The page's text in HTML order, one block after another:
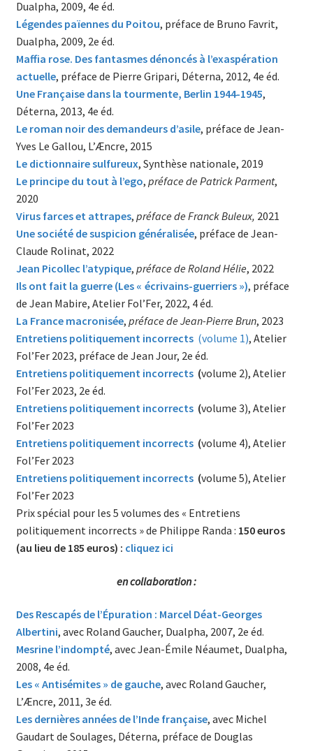
Dualpha, 2009, 4e éd.
Légendes païennes du Poitou, préface de Bruno Favrit,
Dualpha, 2009, 2e éd.
Maffia rose. Des fantasmes dénoncés à l’exaspération
actuelle, préface de Pierre Gripari, Déterna, 2012, 4e éd.
Une Française dans la tourmente, Berlin 1944-1945,
Déterna, 2013, 4e éd.
Le roman noir des demandeurs d’asile, préface de Jean-
Yves Le Gallou, L’Æncre, 2015
Le dictionnaire sulfureux, Synthèse nationale, 2019
Le principe du tout à l’ego, préface de Patrick Parment,
2020
Virus farces et attrapes, préface de Franck Buleux, 2021
Une société de suspicion généralisée, préface de Jean-
Claude Rolinat, 2022
Jean Picollec l’atypique, préface de Roland Hélie, 2022
Ils ont fait la guerre (Les « écrivains-guerriers »), préface
de Jean Mabire, Atelier Fol’Fer, 2022, 4 éd.
La France macronisée, préface de Jean-Pierre Brun, 2023
Entretiens politiquement incorrects (volume 1), Atelier
Fol’Fer 2023, préface de Jean Jour, 2e éd.
Entretiens politiquement incorrects (volume 2), Atelier
Fol’Fer 2023, 2e éd.
Entretiens politiquement incorrects(volume 3), Atelier
Fol’Fer 2023
Entretiens politiquement incorrects (volume 4), Atelier
Fol’Fer 2023
Entretiens politiquement incorrects(volume 5), Atelier
Fol’Fer 2023
Prix spécial pour les 5 volumes des « Entretiens
politiquement incorrects » de Philippe Randa : 150 euros
(au lieu de 185 euros) : cliquez ici
en collaboration :
Des Rescapés de l’Épuration : Marcel Déat-Georges
Albertini, avec Roland Gaucher, Dualpha, 2007, 2e éd.
Mesrine l’indompté, avec Jean-Émile Néaumet, Dualpha,
2008, 4e éd.
Les « Antisémites » de gauche, avec Roland Gaucher,
L’Æncre, 2011, 3e éd.
Les dernières années de l’Inde française, avec Michel
Gaudart de Soulages, Déterna, préface de Douglas